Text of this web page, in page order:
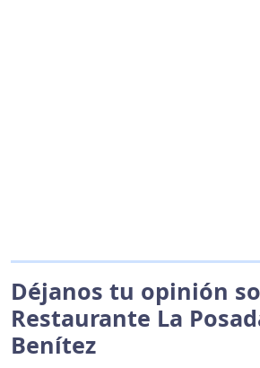
Déjanos tu opinión
Restaurante La
Benítez